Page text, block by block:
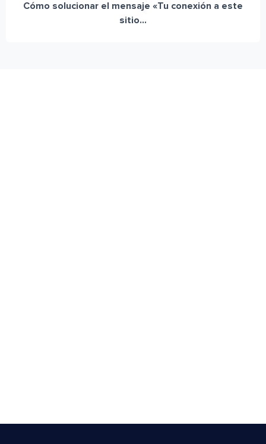
Cómo solucionar el mensaje «Tu conexión a este
sitio...